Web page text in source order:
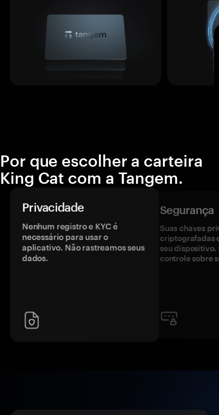
Por que escolher a carteira
King Cat com a Tangem.
Privacidade
Nenhum registro e KYC é
necessário para usar o
aplicativo. Não rastreamos seus
dados.
Segurança
Suas chaves
criptografadas
seu dispositivo.
controle sobre